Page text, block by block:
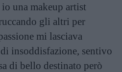
una makeup artist
gli altri per
mi lasciava
insoddisfazione, sentivo
di bello destinato però